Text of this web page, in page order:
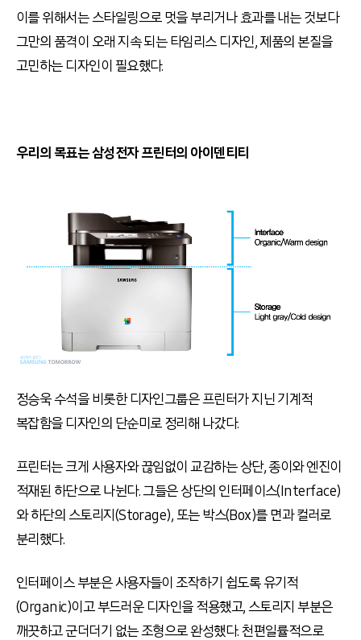
이를 위해서는 스타일링으로 멋을 부리거나 효과를 내는 것보다
그만의 품격이 오래 지속 되는 타임리스 디자인, 제품의 본질을
고민하는 디자인이 필요했다.
우리의 목표는 삼성전자 프린터의 아이덴티티
정승욱 수석을 비롯한 디자인그룹은 프린터가 지닌 기계적
복잡함을 디자인의 단순미로 정리해 나갔다.
프린터는 크게 사용자와 끊임없이 교감하는 상단, 종이와 엔진이
적재된 하단으로 나뉜다. 그들은 상단의 인터페이스(Interface)
와 하단의 스토리지(Storage), 또는 박스(Box)를 면과 컬러로
분리했다.
인터페이스 부분은 사용자들이 조작하기 쉽도록 유기적
(Organic)이고 부드러운 디자인을 적용했고, 스토리지 부분은
깨끗하고 군더더기 없는 조형으로 완성했다. 천편일률적으로